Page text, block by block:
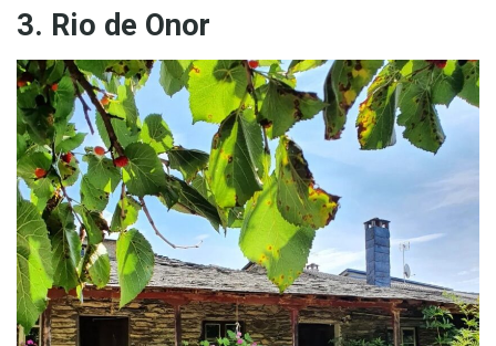
3. Rio de Onor